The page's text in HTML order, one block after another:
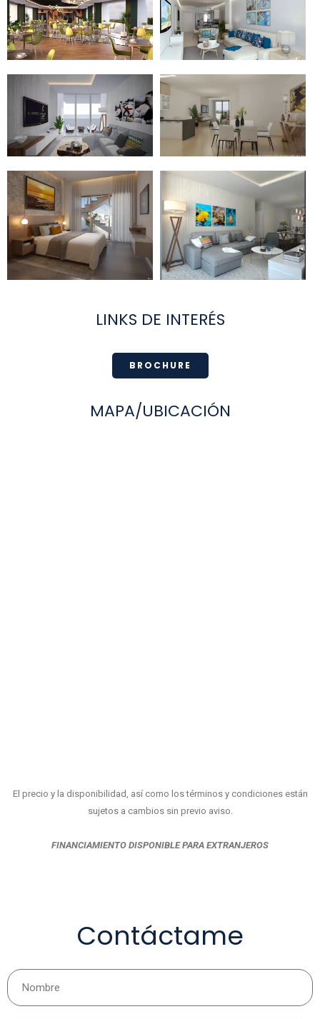
LINKS DE INTERÉS
BROCHURE
MAPA/UBICACIÓN
El precio y la disponibilidad, así como los términos y condiciones están
sujetos a cambios sin previo aviso.
FINANCIAMIENTO DISPONIBLE PARA EXTRANJEROS
Contáctame